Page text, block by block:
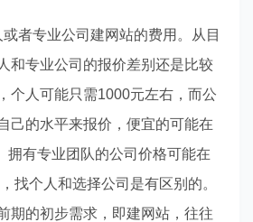
者专业公司建网站的费用。从目
和专业公司的报价差别还是比较
个人可能只需1000元左右，而公
己的水平来报价，便宜的可能在
拥有专业团队的公司价格可能在
找个人和选择公司是有区别的。
期的初步需求，即建网站，往往